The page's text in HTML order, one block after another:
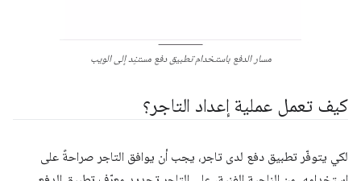
مسار الدفع باستخدام تطبيق دفع مستنِد إلى الويب
كيف تعمل عملية إعداد التاجر؟
لكي يتوفّر تطبيق دفع لدى تاجر، يجب أن يوافق التاجر صراحةً على